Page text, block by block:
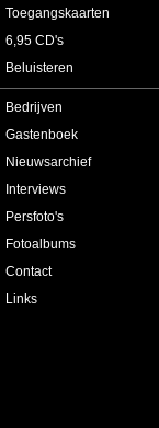
Toegangskaarten
6,95 CD's
Beluisteren
Bedrijven
Gastenboek
Nieuwsarchief
Interviews
Persfoto's
Fotoalbums
Contact
Links